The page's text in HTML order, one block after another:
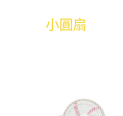
小圓扇